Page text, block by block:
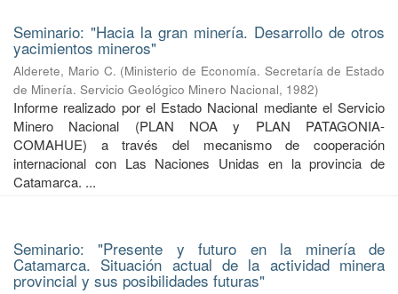
Seminario: "Hacia la gran minería. Desarrollo de otros
yacimientos mineros"
Alderete, Mario C. (Ministerio de Economía. Secretaría de Estado
de Minería. Servicio Geológico Minero Nacional, 1982)
Informe realizado por el Estado Nacional mediante el Servicio
Minero Nacional (PLAN NOA y PLAN PATAGONIA-
COMAHUE) a través del mecanismo de cooperación
internacional con Las Naciones Unidas en la provincia de
Catamarca. ...
Seminario: "Presente y futuro en la minería de
Catamarca. Situación actual de la actividad minera
provincial y sus posibilidades futuras"